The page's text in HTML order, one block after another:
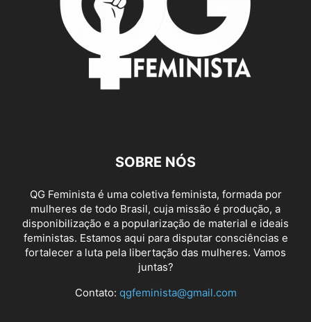
SOBRE NÓS
QG Feminista é uma coletiva feminista, formada por
mulheres de todo Brasil, cuja missão é produção, a
disponibilização e a popularização de material e ideais
feministas. Estamos aqui para disputar consciências e
fortalecer a luta pela libertação das mulheres. Vamos
juntas?
Contato: qgfeminista@gmail.com